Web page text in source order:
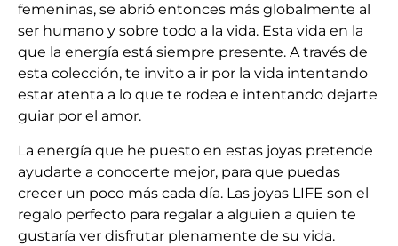
femeninas, se abrió entonces más globalmente al
ser humano y sobre todo a la vida. Esta vida en la
que la energía está siempre presente. A través de
esta colección, te invito a ir por la vida intentando
estar atenta a lo que te rodea e intentando dejarte
guiar por el amor.
La energía que he puesto en estas joyas pretende
ayudarte a conocerte mejor, para que puedas
crecer un poco más cada día. Las joyas LIFE son el
regalo perfecto para regalar a alguien a quien te
gustaría ver disfrutar plenamente de su vida.